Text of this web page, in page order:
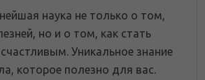
наука не только о том,
но и о том, как стать
Уникальное знание
которое полезно для вас.